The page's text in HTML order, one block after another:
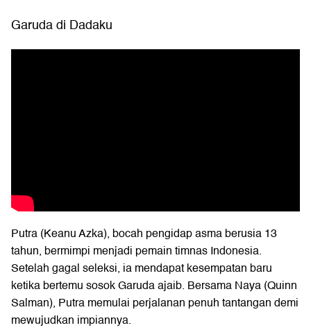
Garuda di Dadaku
Putra (Keanu Azka), bocah pengidap asma berusia 13
tahun, bermimpi menjadi pemain timnas Indonesia.
Setelah gagal seleksi, ia mendapat kesempatan baru
ketika bertemu sosok Garuda ajaib. Bersama Naya (Quinn
Salman), Putra memulai perjalanan penuh tantangan demi
mewujudkan impiannya.